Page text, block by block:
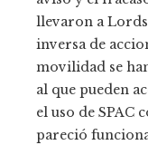
llevaron a
inversa de
movilidad se
al que pueden
el uso de SPAC
pareció